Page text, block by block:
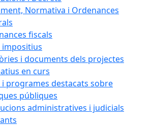
Normativa i Ordenances
fiscals
impositius
i documents dels projectes
en curs
i programes destacats sobre
públiques
administratives i judicials